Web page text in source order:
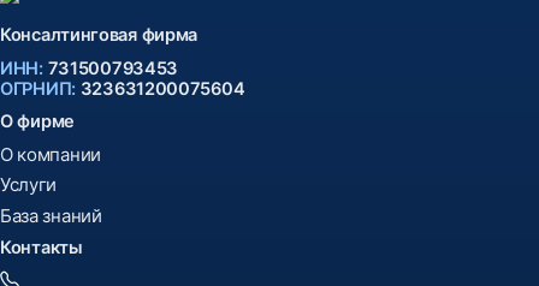
Консалтинговая фирма
ИНН: 731500793453
ОГРНИП: 323631200075604
О фирме
О компании
Услуги
База знаний
Контакты